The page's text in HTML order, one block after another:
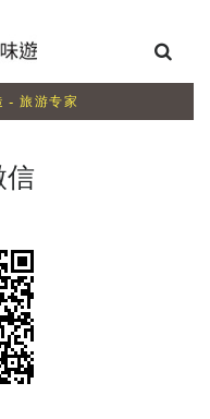
- 旅游专家